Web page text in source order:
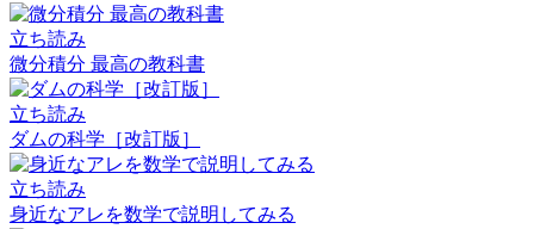
立ち読み
微分積分 最高の教科書
立ち読み
ダムの科学［改訂版］
立ち読み
身近なアレを数学で説明してみる